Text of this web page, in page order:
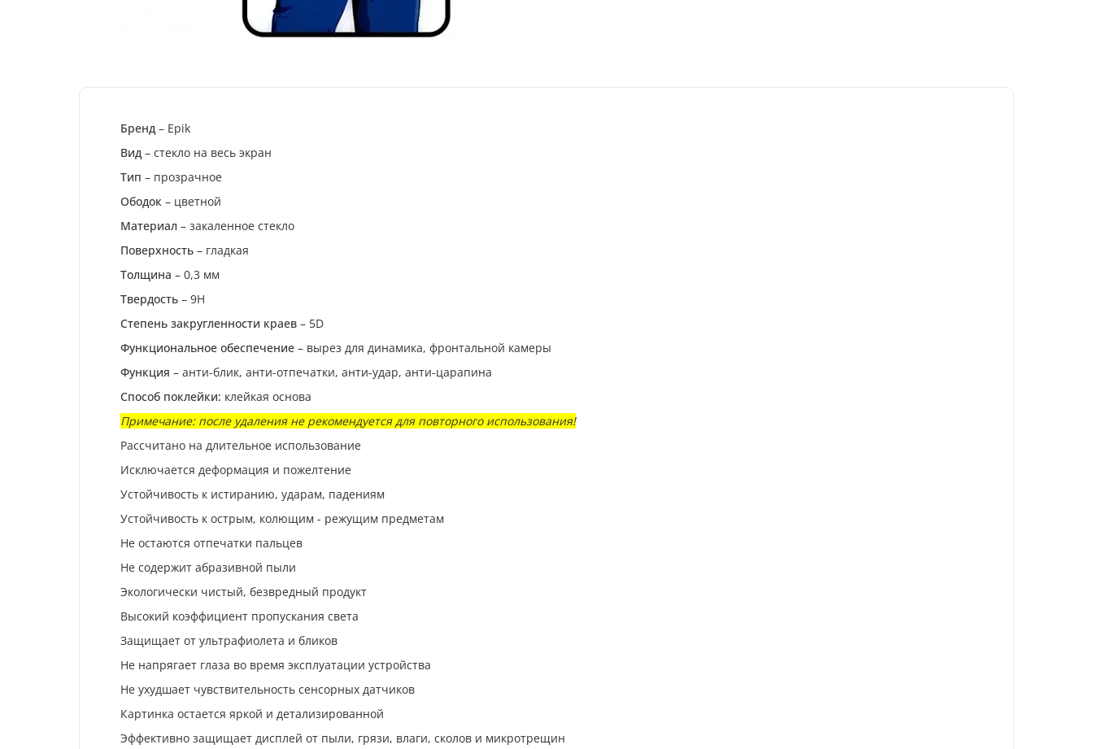
Бренд – Epik
Вид – стекло на весь экран
Тип – прозрачное
Ободок – цветной
Материал – закаленное стекло
Поверхность – гладкая
Толщина – 0,3 мм
Твердость – 9H
Степень закругленности краев – 5D
Функциональное обеспечение – вырез для динамика, фронтальной камеры
Функция – анти-блик, анти-отпечатки, анти-удар, анти-царапина
Способ поклейки: клейкая основа
Примечание: после удаления не рекомендуется для повторного использования!
Рассчитано на длительное использование
Исключается деформация и пожелтение
Устойчивость к истиранию, ударам, падениям
Устойчивость к острым, колющим - режущим предметам
Не остаются отпечатки пальцев
Не содержит абразивной пыли
Экологически чистый, безвредный продукт
Высокий коэффициент пропускания света
Защищает от ультрафиолета и бликов
Не напрягает глаза во время эксплуатации устройства
Не ухудшает чувствительность сенсорных датчиков
Картинка остается яркой и детализированной
Эффективно защищает дисплей от пыли, грязи, влаги, сколов и микротрещин